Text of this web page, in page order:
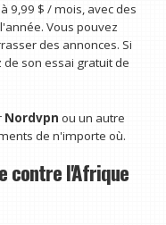
9,99 $ / mois, avec des
Vous pouvez
des annonces. Si
son essai gratuit de
Nordvpn ou un autre
de n'importe où.
contre l'Afrique